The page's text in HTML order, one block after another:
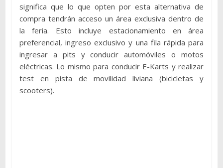
significa que lo que opten por esta alternativa de
compra tendrán acceso un área exclusiva dentro de
la feria. Esto incluye estacionamiento en área
preferencial, ingreso exclusivo y una fila rápida para
ingresar a pits y conducir automóviles o motos
eléctricas.​ Lo mismo para conducir E-Karts y realizar
test en pista de movilidad liviana (bicicletas y
scooters). ​